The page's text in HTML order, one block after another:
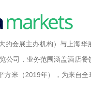
的会展主办机构）与上海
公司，业务范围涵盖酒店
米（2019年），为来自